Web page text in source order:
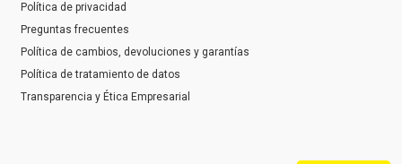
Política de privacidad
Preguntas frecuentes
Política de cambios, devoluciones y garantías
Política de tratamiento de datos
Transparencia y Ética Empresarial